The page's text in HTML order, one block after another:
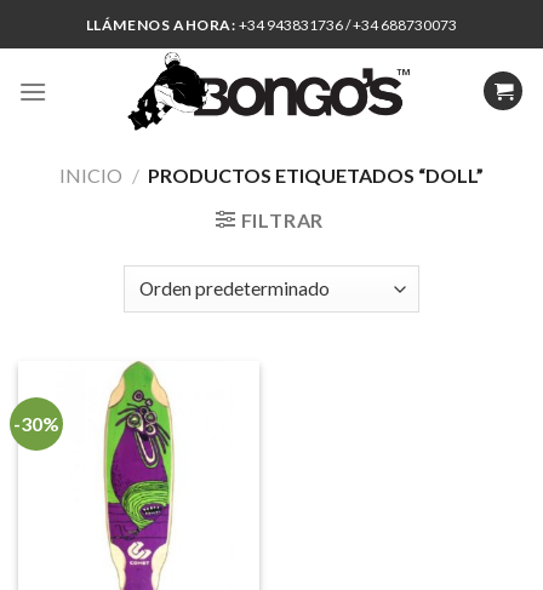
to
LLÁMENOS AHORA:+34 943831736 / +34 688730073
INICIO / PRODUCTOS ETIQUETADOS “DOLL”
FILTRAR
-30%